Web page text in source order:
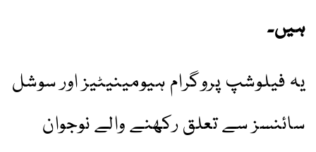
ہیں۔
یہ فیلوشپ پروگرام ہیومینیٹیز اور سوشل
سائنسز سے تعلق رکھنے والے نوجوان